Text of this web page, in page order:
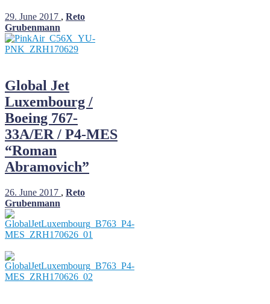
29. June 2017 , Reto
Grubenmann
Global Jet
Luxembourg /
Boeing 767-
33A/ER / P4-MES
“Roman
Abramovich”
26. June 2017 , Reto
Grubenmann